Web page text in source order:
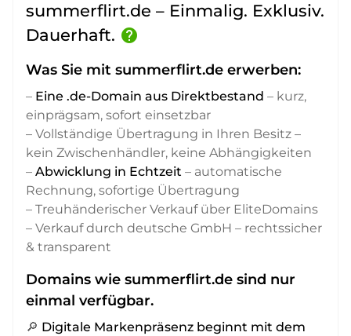
summerflirt.de – Einmalig. Exklusiv.
Dauerhaft. help
Was Sie mit summerflirt.de erwerben:
– Eine .de-Domain aus Direktbestand – kurz,
einprägsam, sofort einsetzbar
– Vollständige Übertragung in Ihren Besitz –
kein Zwischenhändler, keine Abhängigkeiten
– Abwicklung in Echtzeit – automatische
Rechnung, sofortige Übertragung
– Treuhänderischer Verkauf über EliteDomains
– Verkauf durch deutsche GmbH – rechtssicher
& transparent
Domains wie summerflirt.de sind nur
einmal verfügbar.
🔎 Digitale Markenpräsenz beginnt mit dem